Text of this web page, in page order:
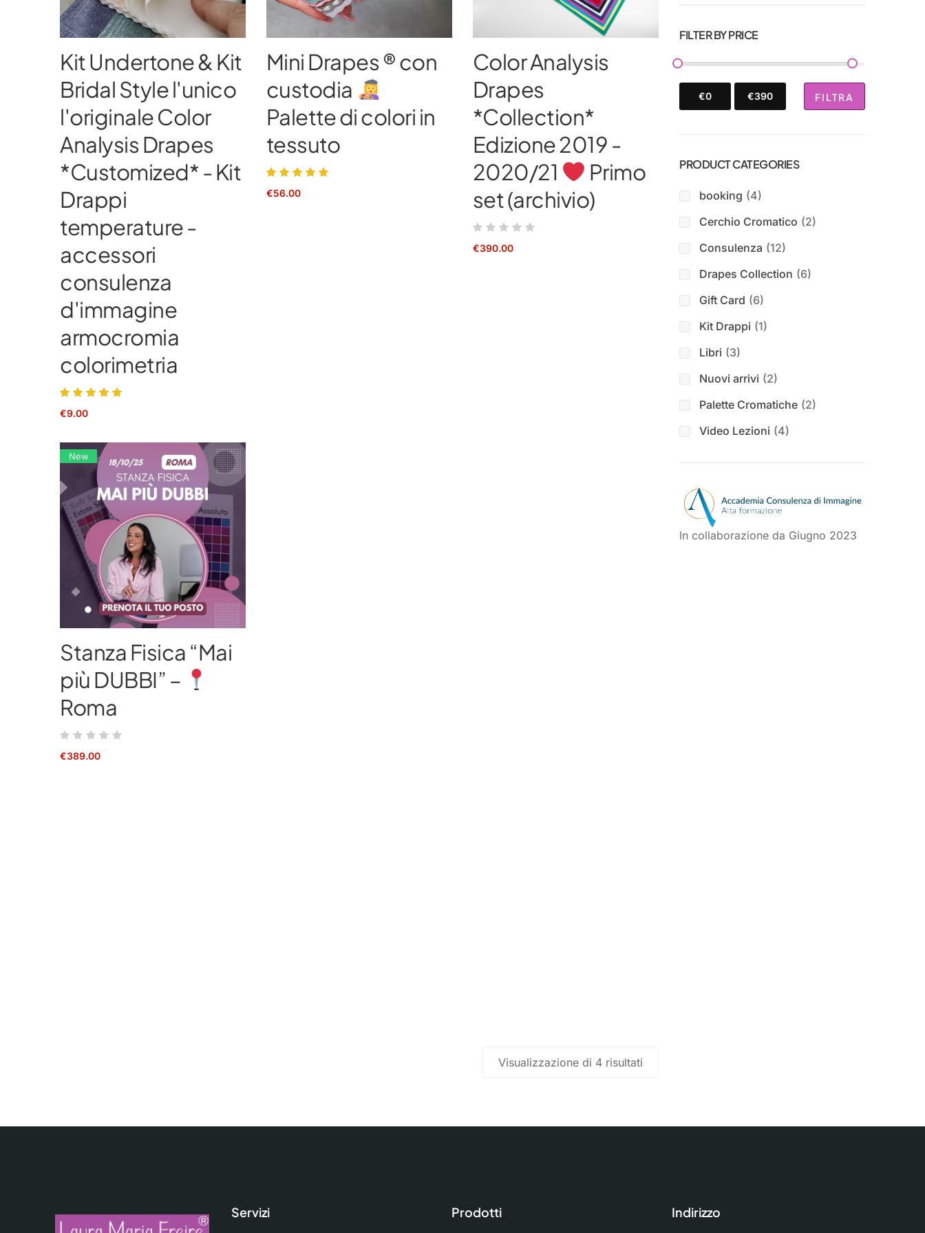
Kit Undertone & Kit
Bridal Style l'unico
l'originale Color
Analysis Drapes
*Customized* - Kit
Drappi
temperature -
accessori
consulenza
d'immagine
armocromia
colorimetria
€9.00
Mini Drapes ® con
custodia
Palette di colori in
tessuto
€56.00
Color Analysis
Drapes
*Collection*
Edizione 2019 -
2020/21
Primo
set (archivio)
€390.00
New
Stanza Fisica “Mai
più DUBBI” –
Roma
€389.00
Visualizzazione di 4 risultati
FILTER BY PRICE
FILTRA
€0 €390
PRODUCT CATEGORIES
booking (4)
Cerchio Cromatico (2)
Consulenza (12)
Drapes Collection (6)
Gift Card (6)
Kit Drappi (1)
Libri (3)
Nuovi arrivi (2)
Palette Cromatiche (2)
Video Lezioni (4)
In collaborazione da Giugno 2023
Servizi Prodotti Indirizzo